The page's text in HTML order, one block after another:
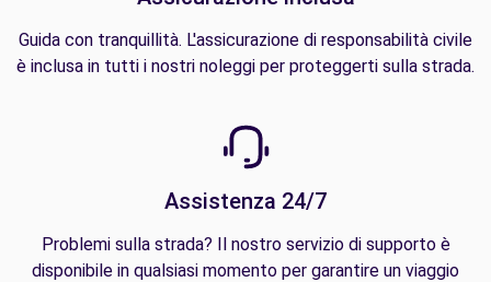
Guida con tranquillità. L'assicurazione di responsabilità civile
è inclusa in tutti i nostri noleggi per proteggerti sulla strada.
Assistenza 24/7
Problemi sulla strada? Il nostro servizio di supporto è
disponibile in qualsiasi momento per garantire un viaggio